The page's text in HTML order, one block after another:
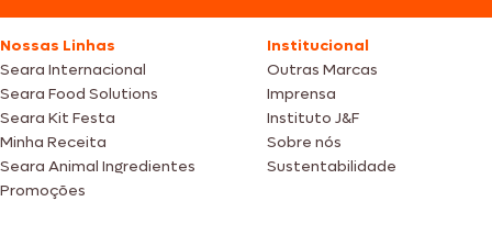
Nossas Linhas
Seara Internacional
Seara Food Solutions
Seara Kit Festa
Minha Receita
Seara Animal Ingredientes
Promoções
Institucional
Outras Marcas
Imprensa
Instituto J&F
Sobre nós
Sustentabilidade